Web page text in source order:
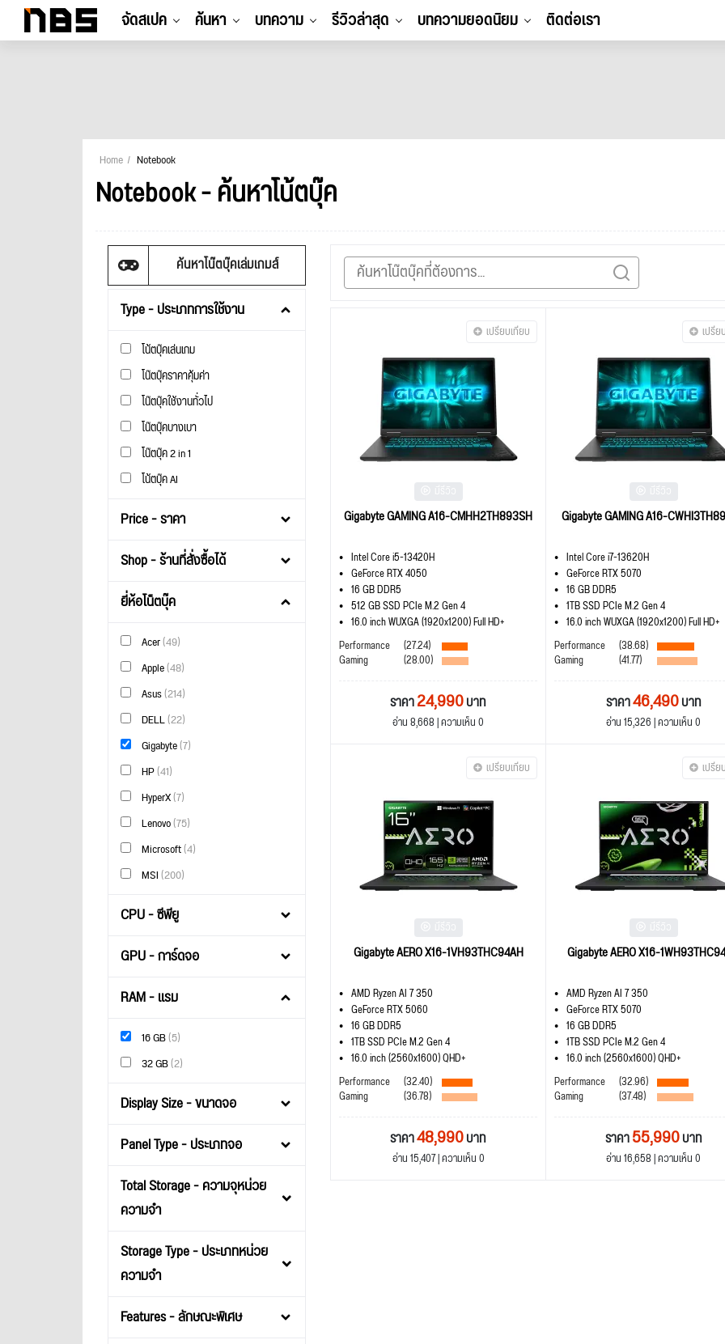
จัดสเปค ค้นหา บทความ รีวิวล่าสุด บทความยอดนิยม ติดต่อเรา
Home Notebook
Notebook - ค้นหาโน้ตบุ๊ค
ค้นหาโน๊ตบุ๊คเล่มเกมส์
Type - ประเภทการใช้งาน
โน้ตบุ๊คเล่นเกม
โน๊ตบุ๊คราคาคุ้มค่า
โน๊ตบุ๊คใช้งานทั่วไป
โน๊ตบุ๊คบางเบา
โน๊ตบุ๊ค 2 in 1
โน้ตบุ๊ค AI
Price - ราคา
Shop - ร้านที่สั่งซื้อได้
ยี่ห้อโน็ตบุ๊ค
Acer(49)
Apple(48)
Asus(214)
DELL(22)
Gigabyte(7)
HP(41)
HyperX(7)
Lenovo(75)
Microsoft(4)
MSI(200)
CPU - ซีพียู
GPU - การ์ดจอ
RAM - แรม
16 GB(5)
32 GB(2)
Display Size - ขนาดจอ
Panel Type - ประเภทจอ
Total Storage - ความจุหน่วย
ความจำ
Storage Type - ประเภทหน่วย
ความจำ
Features - ลักษณะพิเศษ
เปรียบเทียบ
Gigabyte GAMING A16-CMHH2TH893SH
Intel Core i5-13420H
GeForce RTX 4050
16 GB DDR5
512 GB SSD PCIe M.2 Gen 4
16.0 inch WUXGA (1920x1200) Full HD+
Performance
(27.24)
Gaming (28.00)
ราคา24,990บาท
อ่าน 8,668 | ความเห็น 0
เปรี
Gigabyte GAMING A16-
Intel Core i7-13620H
GeForce RTX 5070
16 GB DDR5
1TB SSD PCIe M.2 Gen 4
16.0 inch WUXGA (1920x1200) Full HD+
Performance
(38.68)
Gaming (41.77)
ราคา46,490บาท
อ่าน 15,326 | ความเห็น 0
เปรียบเทียบ
Gigabyte AERO X16-1VH93THC94AH
AMD Ryzen AI 7 350
GeForce RTX 5060
16 GB DDR5
1TB SSD PCIe M.2 Gen 4
16.0 inch (2560x1600) QHD+
Performance
(32.40)
Gaming (36.78)
ราคา48,990บาท
อ่าน 15,407 | ความเห็น 0
เปรี
Gigabyte AERO X16-
AMD Ryzen AI 7 350
GeForce RTX 5070
16 GB DDR5
1TB SSD PCIe M.2 Gen 4
16.0 inch (2560x1600) QHD+
Performance
(32.96)
Gaming (37.48)
ราคา55,990บาท
อ่าน 16,658 | ความเห็น 0